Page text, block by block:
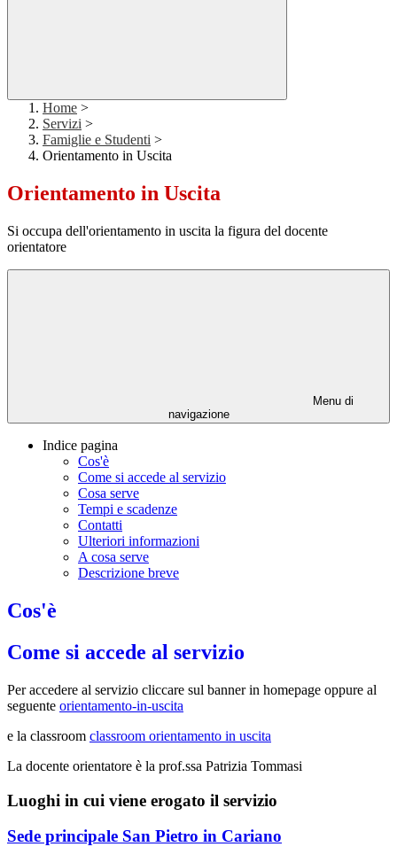
Home >
Servizi >
Famiglie e Studenti >
Orientamento in Uscita
Orientamento in Uscita
Si occupa dell'orientamento in uscita la figura del docente
orientatore
Menu di
navigazione
Indice pagina
Cos'è
Come si accede al servizio
Cosa serve
Tempi e scadenze
Contatti
Ulteriori informazioni
A cosa serve
Descrizione breve
Cos'è
Come si accede al servizio
Per accedere al servizio cliccare sul banner in homepage oppure al
seguente orientamento-in-uscita
e la classroom classroom orientamento in uscita
La docente orientatore è la prof.ssa Patrizia Tommasi
Luoghi in cui viene erogato il servizio
Sede principale San Pietro in Cariano